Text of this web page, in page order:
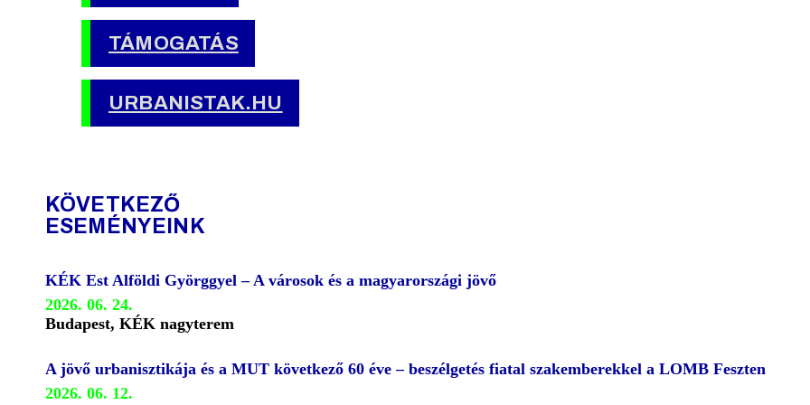
TÁMOGATÁS
URBANISTAK.HU
KÖVETKEZŐ
ESEMÉNYEINK
KÉK Est Alföldi Györggyel – A városok és a magyarországi jövő
2026. 06. 24.
Budapest, KÉK nagyterem
A jövő urbanisztikája és a MUT következő 60 éve – beszélgetés fiatal szakemberekkel a LOMB Feszten
2026. 06. 12.